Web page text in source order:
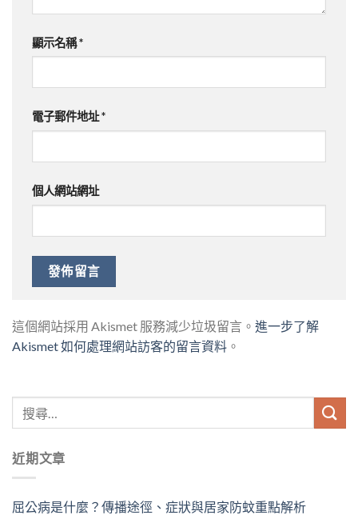
顯示名稱*
電子郵件地址*
個人網站網址
這個網站採用 Akismet 服務減少垃圾留言。 進一步了解
Akismet 如何處理網站訪客的留言資料 。
近期文章
屈公病是什麼？傳播途徑、症狀與居家防蚊重點解析